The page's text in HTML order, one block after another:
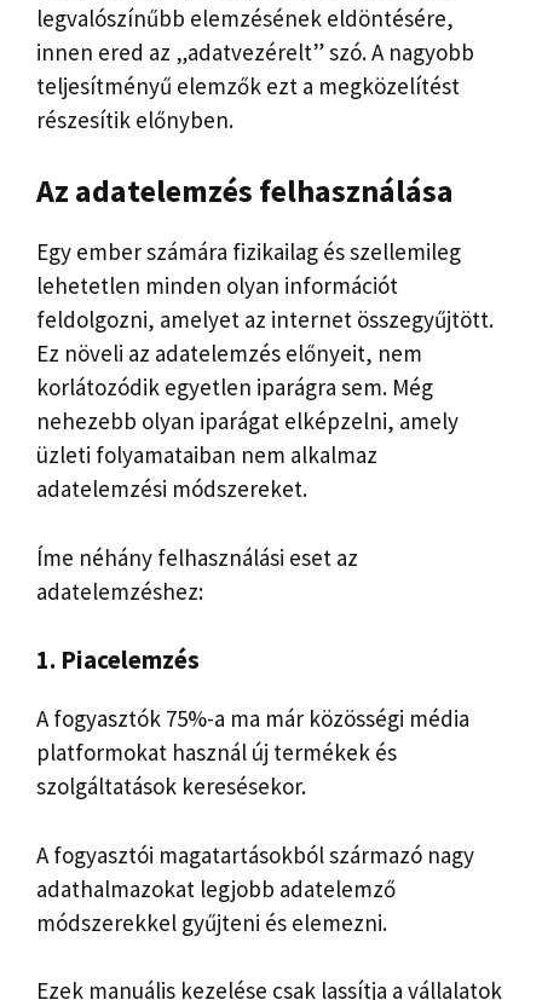
legvalószínűbb elemzésének eldöntésére,
innen ered az „adatvezérelt” szó. A nagyobb
teljesítményű elemzők ezt a megközelítést
részesítik előnyben.
Az adatelemzés felhasználása
Egy ember számára fizikailag és szellemileg
lehetetlen minden olyan információt
feldolgozni, amelyet az internet összegyűjtött.
Ez növeli az adatelemzés előnyeit, nem
korlátozódik egyetlen iparágra sem. Még
nehezebb olyan iparágat elképzelni, amely
üzleti folyamataiban nem alkalmaz
adatelemzési módszereket.
Íme néhány felhasználási eset az
adatelemzéshez:
1. Piacelemzés
A fogyasztók 75%-a ma már közösségi média
platformokat használ új termékek és
szolgáltatások keresésekor.
A fogyasztói magatartásokból származó nagy
adathalmazokat legjobb adatelemző
módszerekkel gyűjteni és elemezni.
Ezek manuális kezelése csak lassítja a vállalatok